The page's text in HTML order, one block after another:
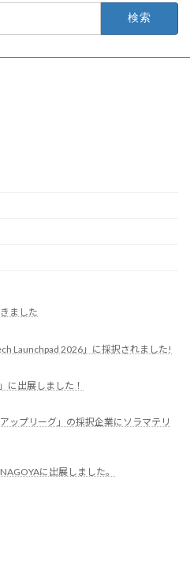
ました
Launchpad 2026」に採択されました!
に出展しました！
ップリーグ」の採択企業にソラマテリ
に出展しました。